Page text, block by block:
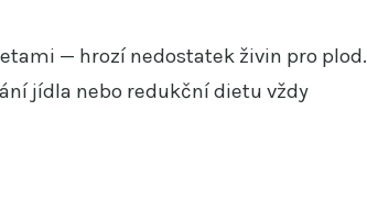
— hrozí nedostatek živin pro plod.
jídla nebo redukční dietu vždy